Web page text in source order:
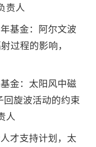
责人
基金：阿尔文波
过程的影响，
金：太阳风中磁
旋波活动的约束
人
才支持计划，太